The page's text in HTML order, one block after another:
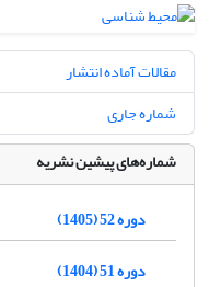
مقالات آماده انتشار
شماره جاری
شماره‌های پیشین نشریه
دوره 52 (1405)
دوره 51 (1404)